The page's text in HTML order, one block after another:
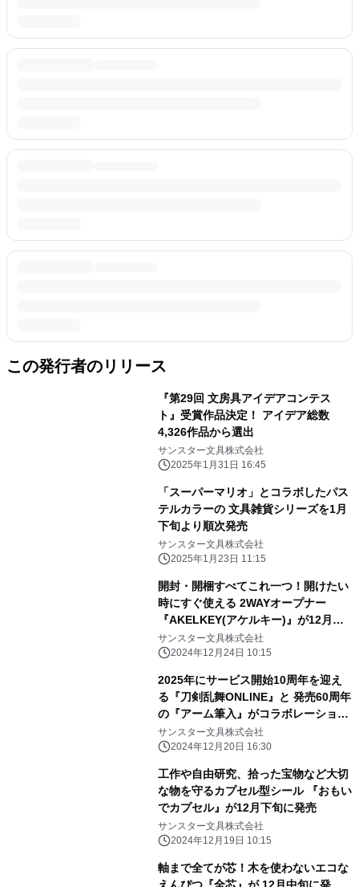
この発行者のリリース
『第29回 文房具アイデアコンテス
ト』受賞作品決定！ アイデア総数
4,326作品から選出
サンスター文具株式会社
2025年1月31日 16:45
「スーパーマリオ」とコラボしたパス
テルカラーの 文具雑貨シリーズを1月
下旬より順次発売
サンスター文具株式会社
2025年1月23日 11:15
開封・開梱すべてこれ一つ！開けたい
時にすぐ使える 2WAYオープナー
『AKELKEY(アケルキー)』が12月下
旬に発売
サンスター文具株式会社
2024年12月24日 10:15
2025年にサービス開始10周年を迎え
る『刀剣乱舞ONLINE』と 発売60周年
の『アーム筆入』がコラボレーショ
ン！ 文具雑貨シリーズを「大本丸博
2025」にて先行販売！
サンスター文具株式会社
2024年12月20日 16:30
工作や自由研究、拾った宝物など大切
な物を守るカプセル型シール 『おもい
でカプセル』が12月下旬に発売
サンスター文具株式会社
2024年12月19日 10:15
軸まで全てが芯！木を使わないエコな